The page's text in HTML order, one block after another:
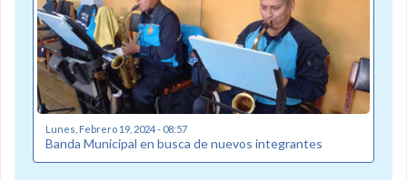
Lunes, Febrero 19, 2024 - 08:57
Banda Municipal en busca de nuevos integrantes